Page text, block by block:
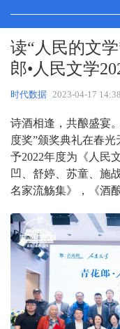
读“人民的文
郎•人民文学
时代数据 2023-04-17
诗酒相逢，共酿盛宴。
度奖”颁奖典礼在春光
予2022年度为《人民
凹、舒婷、苏童、施
名家流觞集》，《酒